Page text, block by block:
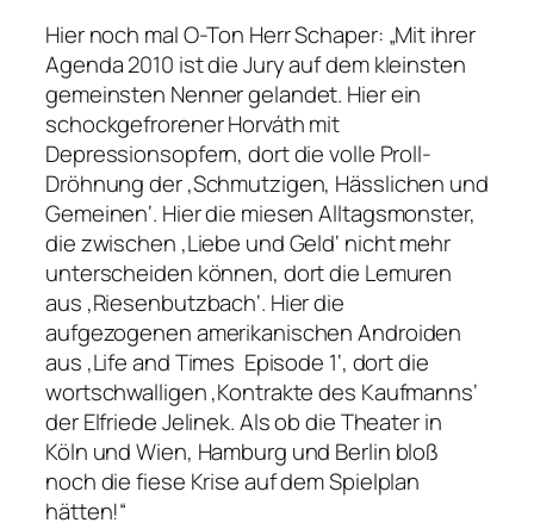
Hier noch mal O-Ton Herr Schaper: „Mit ihrer
Agenda 2010 ist die Jury auf dem kleinsten
gemeinsten Nenner gelandet. Hier ein
schockgefrorener Horváth mit
Depressionsopfern, dort die volle Proll-
Dröhnung der ‚Schmutzigen, Hässlichen und
Gemeinen‘. Hier die miesen Alltagsmonster,
die zwischen ‚Liebe und Geld‘ nicht mehr
unterscheiden können, dort die Lemuren
aus ‚Riesenbutzbach‘. Hier die
aufgezogenen amerikanischen Androiden
aus ‚Life and Times  Episode 1‘, dort die
wortschwalligen ‚Kontrakte des Kaufmanns‘
der Elfriede Jelinek. Als ob die Theater in
Köln und Wien, Hamburg und Berlin bloß
noch die fiese Krise auf dem Spielplan
hätten!“